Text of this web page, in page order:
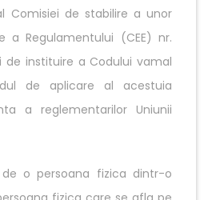
Comisiei de stabilire a unor
a Regulamentului (CEE) nr.
de instituire a Codului vamal
de aplicare al acestuia
a reglementarilor Uniunii
o persoana fizica dintr-o